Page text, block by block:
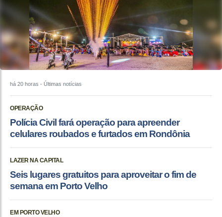
há 20 horas - Últimas notícias
OPERAÇÃO
Polícia Civil fará operação para apreender
celulares roubados e furtados em Rondônia
LAZER NA CAPITAL
Seis lugares gratuitos para aproveitar o fim de
semana em Porto Velho
EM PORTO VELHO